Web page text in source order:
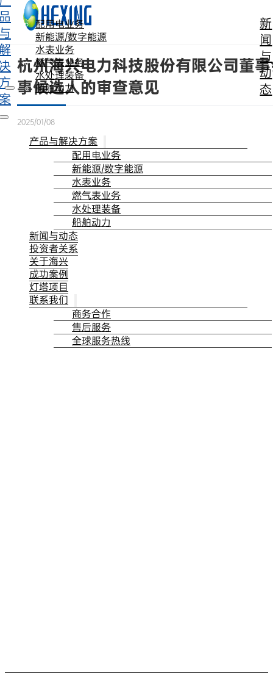
跳转到主要内容 跳转到页脚
配用电业务
新能源/数字能源
水表业务
燃气表业务
水处理装备
船舶动力
新
闻
与
动
态
产品与解决方案
配用电业务
新能源/数字能源
水表业务
燃气表业务
水处理装备
船舶动力
新闻与动态
投资者关系
关于海兴
成功案例
灯塔项目
联系我们
商务合作
售后服务
全球服务热线
杭州海兴电力科技股份有限公司董
事候选人的审查意见
2025/01/08